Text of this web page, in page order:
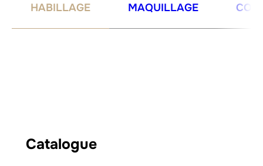
HABILLAGE MAQUILLAGE
Catalogue